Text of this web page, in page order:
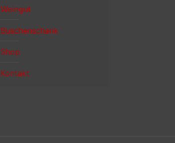
Weingut
Buschenschank
Shop
Kontakt